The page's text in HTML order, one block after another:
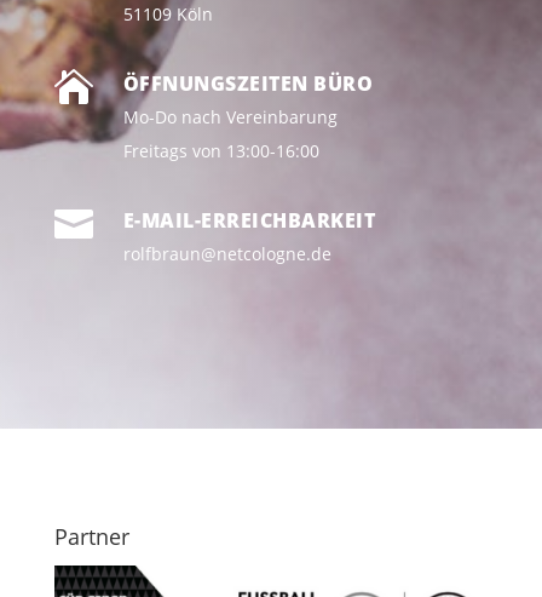
51109 Köln
 ÖFFNUNGSZEITEN BÜRO
Mo-Do nach Vereinbarung
Freitags von 13:00-16:00
 E-MAIL-ERREICHBARKEIT
rolfbraun@netcologne.de
Partner